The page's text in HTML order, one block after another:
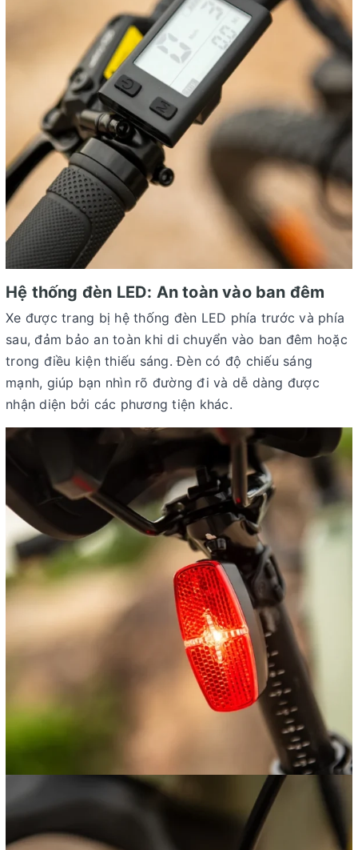
Hệ thống đèn LED: An toàn vào ban đêm
Xe được trang bị hệ thống đèn LED phía trước và phía
sau, đảm bảo an toàn khi di chuyển vào ban đêm hoặc
trong điều kiện thiếu sáng. Đèn có độ chiếu sáng
mạnh, giúp bạn nhìn rõ đường đi và dễ dàng được
nhận diện bởi các phương tiện khác.